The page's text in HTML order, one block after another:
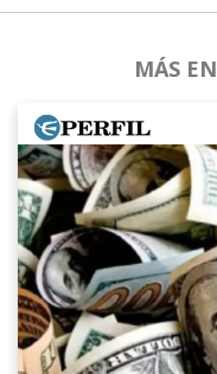
MÁS EN